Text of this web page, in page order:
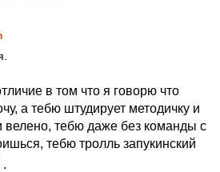
в том что я говорю что
а тебю штудирует методичку и
велено, тебю даже без команды с
тебю тролль запукинский
.